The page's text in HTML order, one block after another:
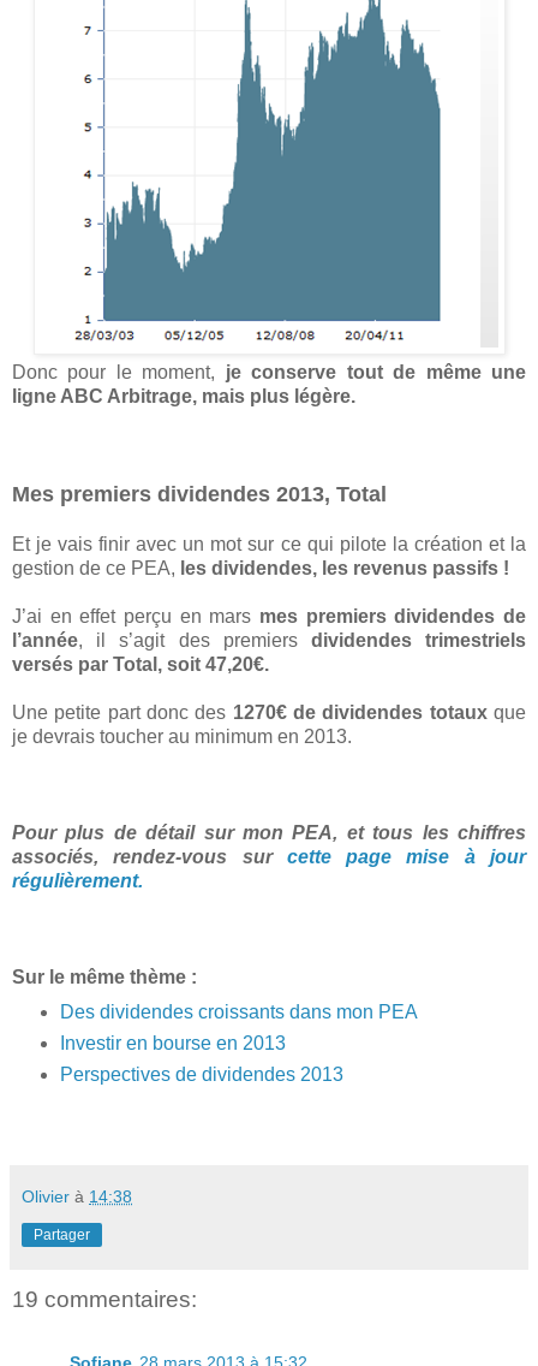
Donc pour le moment, je conserve tout de même une
ligne ABC Arbitrage, mais plus légère.
Mes premiers dividendes 2013, Total
Et je vais finir avec un mot sur ce qui pilote la création et la
gestion de ce PEA, les dividendes, les revenus passifs !
J’ai en effet perçu en mars mes premiers dividendes de
l’année, il s’agit des premiers dividendes trimestriels
versés par Total, soit 47,20€.
Une petite part donc des 1270€ de dividendes totauxque
je devrais toucher au minimum en 2013.
Pour plus de détail sur mon PEA, et tous les chiffres
associés, rendez-vous sur cette page mise à jour
régulièrement.
Sur le même thème :
Des dividendes croissants dans mon PEA
Investir en bourse en 2013
Perspectives de dividendes 2013
Olivier à 14:38
Partager
19 commentaires:
Sofiane 28 mars 2013 à 15:32